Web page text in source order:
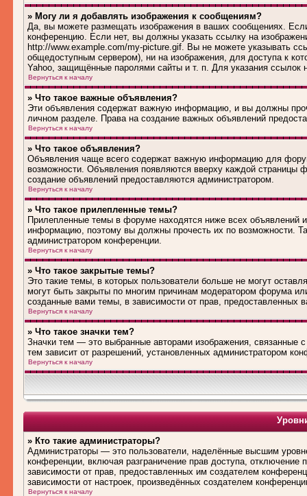
» Могу ли я добавлять изображения к сообщениям?
Да, вы можете размещать изображения в ваших сообщениях.
конференцию. Если нет, вы должны указать ссылку на
http://www.example.com/my-picture.gif. Вы не можете указывать
общедоступным сервером), ни на изображения, для доступа к
Yahoo, защищённые паролями сайты и т. п. Для указания ссылок
Вернуться к началу
» Что такое важные объявления?
Эти объявления содержат важную информацию, и вы должны
личном разделе. Права на создание важных объявлений
Вернуться к началу
» Что такое объявления?
Объявления чаще всего содержат важную информацию для
возможности. Объявления появляются вверху каждой
создание объявлений предоставляются администратором.
Вернуться к началу
» Что такое прилепленные темы?
Прилепленные темы в форуме находятся ниже всех объявлений
информацию, поэтому вы должны прочесть их по возможности.
администратором конференции.
Вернуться к началу
» Что такое закрытые темы?
Это такие темы, в которых пользователи больше не могут
могут быть закрыты по многим причинам модератором форума
созданные вами темы, в зависимости от прав, предоставленных
Вернуться к началу
» Что такое значки тем?
Значки тем — это выбранные авторами изображения, связанные
тем зависит от разрешений, установленных администратором
Вернуться к началу
» Кто такие администраторы?
Администраторы — это пользователи, наделённые высшим
конференции, включая разграничение прав доступа, отключение
зависимости от прав, предоставленных им создателем
зависимости от настроек, произведённых создателем
Вернуться к началу